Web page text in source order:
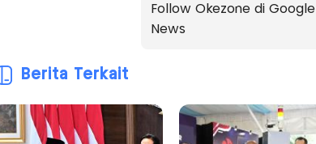
Follow Okezone di Google
News
Berita Terkait